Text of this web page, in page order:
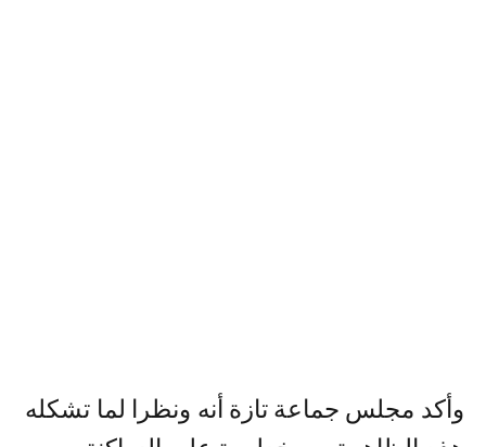
وأكد مجلس جماعة تازة أنه ونظرا لما تشكله